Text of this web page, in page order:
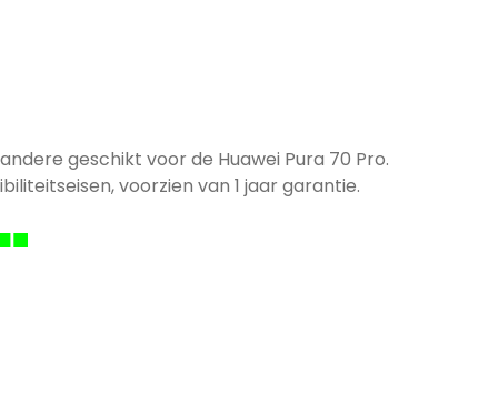
geschikt voor de Huawei Pura 70 Pro.
voorzien van 1 jaar garantie.